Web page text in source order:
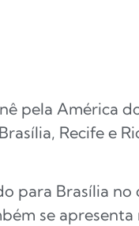
pela América
Recife e
para Brasília no
se